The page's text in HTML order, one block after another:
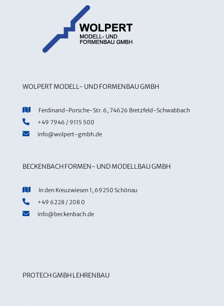
WOLPERT MODELL- UND FORMENBAU GMBH
Ferdinand-Porsche-Str. 6, 74626 Bretzfeld-Schwabbach
+49 7946 / 9115 500
info@wolpert-gmbh.de
BECKENBACH FORMEN- UND MODELLBAU GMBH
In den Kreuzwiesen 1, 69250 Schönau
+49 6228 / 208 0
info@beckenbach.de
PROTECH GMBH LEHRENBAU